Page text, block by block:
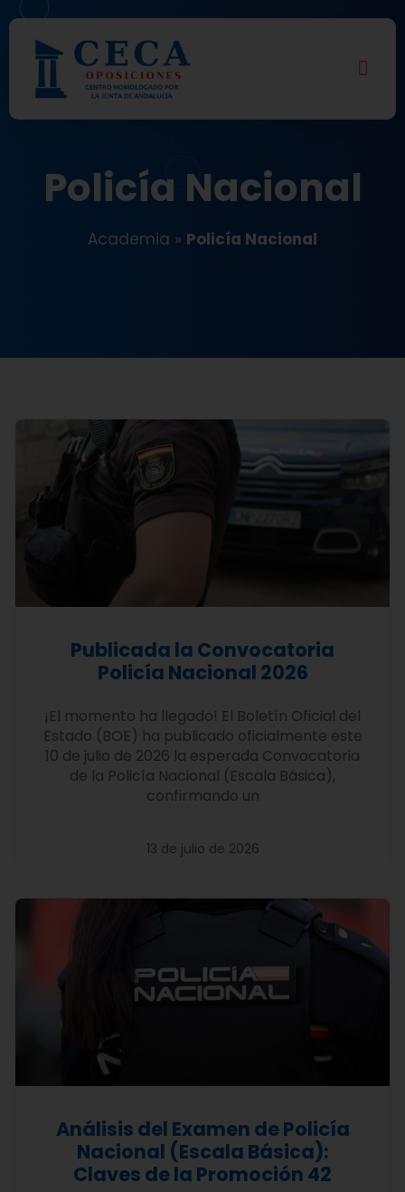
Policía Nacional
Academia » Policía Nacional
Publicada la Convocatoria
Policía Nacional 2026
¡El momento ha llegado! El Boletín Oficial del
Estado (BOE) ha publicado oficialmente este
10 de julio de 2026 la esperada Convocatoria
de la Policía Nacional (Escala Básica),
confirmando un
13 de julio de 2026
Análisis del Examen de Policía
Nacional (Escala Básica):
Claves de la Promoción 42